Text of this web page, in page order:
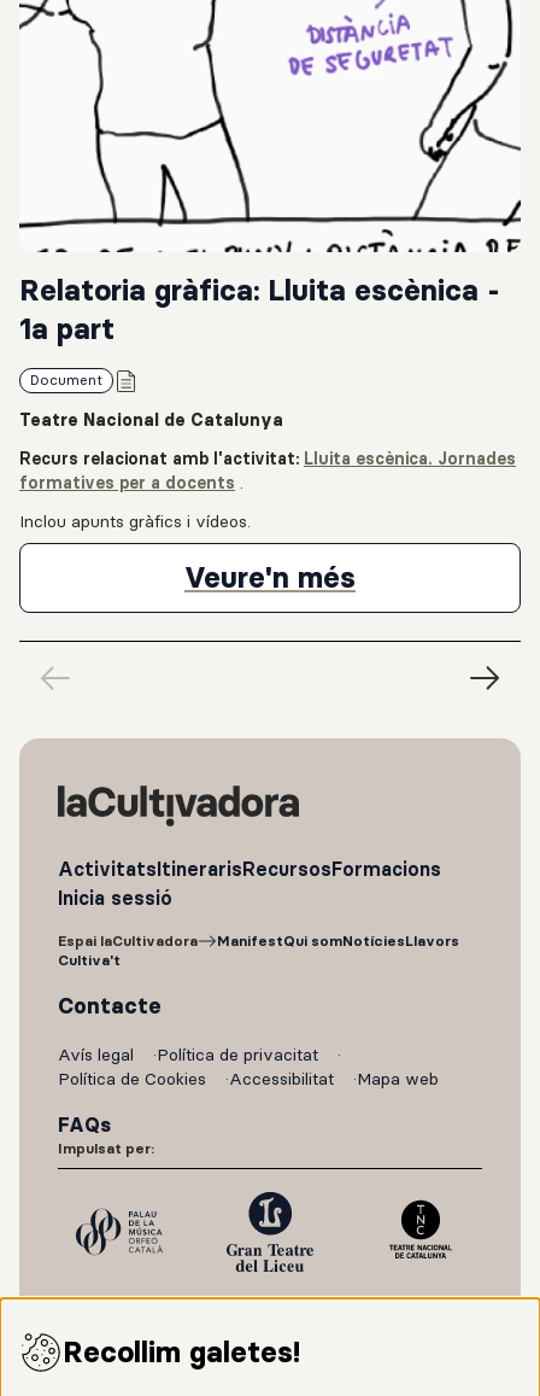
Relatoria gràfica: Lluita escènica -
1a part
Document
Teatre Nacional de Catalunya
Recurs relacionat amb l'activitat: Lluita escènica. Jornades
formatives per a docents .
Inclou apunts gràfics i vídeos.
Veure'n més
ActivitatsItinerarisRecursosFormacions
Inicia sessió
Espai laCultivadora ManifestQui somNotíciesLlavors
Cultiva't
Contacte
Avís legal
Política de privacitat
Política de Cookies
Accessibilitat Mapa web
FAQs
Impulsat per:
Recollim galetes!